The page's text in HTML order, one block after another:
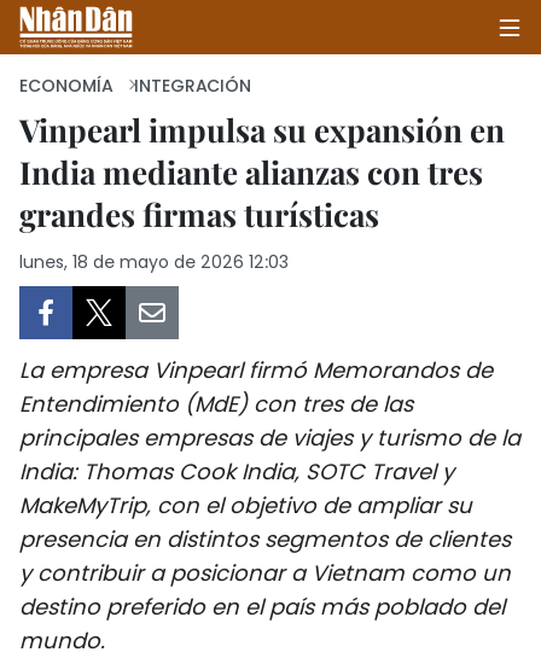
INICIO
POLÍTICA
SALUD - MEDIO AMBIENTE
CULTURA - ENTRETENIMIENTO
INTERNACIONAL
DEPORTES
ECONOMÍA INTEGRACIÓN
Vinpearl impulsa su expansión en
India mediante alianzas con tres
grandes firmas turísticas
lunes, 18 de mayo de 2026 12:03
La empresa Vinpearl firmó Memorandos de
Entendimiento (MdE) con tres de las
principales empresas de viajes y turismo de la
India: Thomas Cook India, SOTC Travel y
MakeMyTrip, con el objetivo de ampliar su
presencia en distintos segmentos de clientes
y contribuir a posicionar a Vietnam como un
destino preferido en el país más poblado del
mundo.